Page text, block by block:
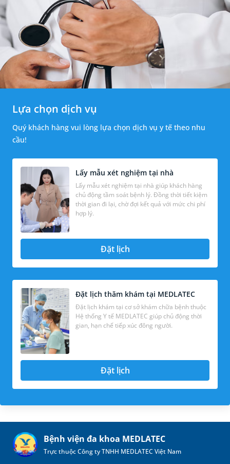
Lựa chọn dịch vụ
Quý khách hàng vui lòng lựa chọn dịch vụ y tế theo nhu
cầu!
Lấy mẫu xét nghiệm tại nhà
Lấy mẫu xét nghiệm tại nhà giúp khách hàng
chủ động tầm soát bệnh lý. Đồng thời tiết kiệm
thời gian đi lại, chờ đợi kết quả với mức chi phí
hợp lý.
Đặt lịch
Đặt lịch thăm khám tại MEDLATEC
Đặt lịch khám tại cơ sở khám chữa bệnh thuộc
Hệ thống Y tế MEDLATEC giúp chủ động thời
gian, hạn chế tiếp xúc đông người.
Đặt lịch
Bệnh viện đa khoa MEDLATEC
Trực thuộc Công ty TNHH MEDLATEC Việt Nam